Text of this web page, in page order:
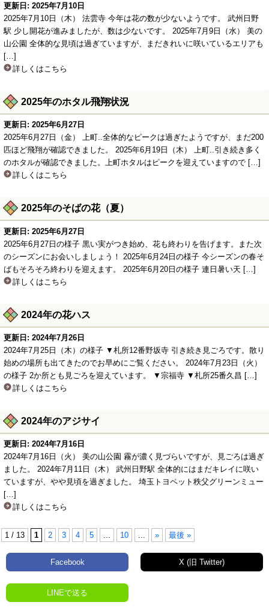
更新日: 2025年7月10日
2025年7月10日（木） 法雲寺 今年は花の数が少ないようです。 武州日野
駅 少し開花が進みましたが、数は少ないです。 2025年7月9日（水） 美の
山公園 全体的な見頃は過ぎていますが、まだきれいに咲いているエリアも
[…]
詳しくはこちら
2025年のホタル飛翔状況
更新日: 2025年6月27日
2025年6月27日（金） 上町..全体的なピークは過ぎたようですが、まだ200
匹ほど飛翔が確認できました。 2025年6月19日（木） 上町..引き続き多く
のホタルが確認できました。上町ホタルはピークを迎えていますので […]
詳しくはこちら
2025年のそばの花（夏）
更新日: 2025年6月27日
2025年6月27日の様子 黒い実がつき始め、花も終わりを告げます。また次
のシーズンにお会いしましょう！ 2025年6月24日の様子 今シーズンの春そ
ばもそろそろ終わりを迎えます。 2025年6月20日の様子 連日暑い天 […]
詳しくはこちら
2024年の花ハス
更新日: 2024年7月26日
2024年7月25日（木）の様子 ▼札所12番野坂寺 引き続き見ごろです。散り
始めの場所も出てきたのでお早めにご覧ください。 2024年7月23日（火）
の様子 2か所とも見ごろを迎えています。 ▼宗福寺 ▼札所25番久昌 […]
詳しくはこちら
2024年のアジサイ
更新日: 2024年7月16日
2024年7月16日（火） 美の山公園 霧が濃く見づらいですが、見ごろは過ぎ
ました。 2024年7月11日（木） 武州日野駅 全体的にはまだキレイに咲い
ていますが、やや見頃を過ぎました。 埼玉トヨペット秩父グリーンミュー
[…]
詳しくはこちら
1 / 13 1 2 3 4 5 ... 10 ... » 最後 »
Facebook X (旧 Twitter)
LINEで送る